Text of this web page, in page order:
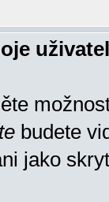
budete
jako